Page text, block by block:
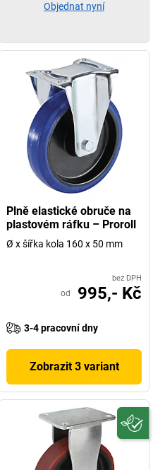
Plně elastické obruče na
plastovém ráfku – Proroll
Ø x šířka kola 160 x 50 mm
bez DPH
od 995,- Kč
3-4 pracovní dny
Zobrazit 3 variant
Objednat nyní